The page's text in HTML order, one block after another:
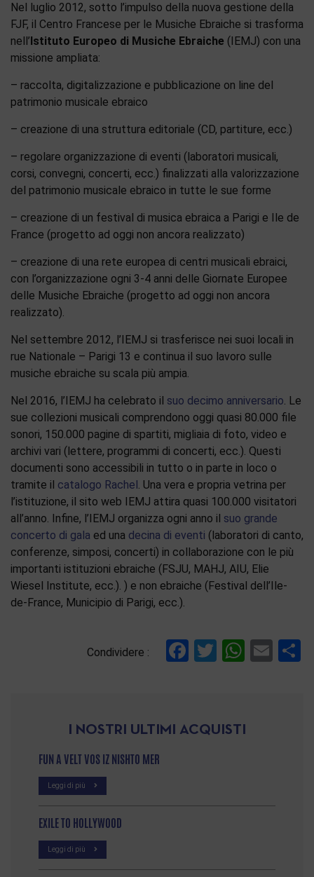
Nel luglio 2012, sotto l’impulso della nuova gestione della
FJF, il Centro Francese per le Musiche Ebraiche si trasforma
nell’ Istituto Europeo di Musiche Ebraiche (IEMJ) con una
missione ampliata:
– raccolta, digitalizzazione e pubblicazione on line del
patrimonio musicale ebraico
– creazione di una struttura editoriale (CD, partiture, ecc.)
– regolare organizzazione di eventi (laboratori musicali,
corsi, convegni, concerti, ecc.) finalizzati alla valorizzazione
del patrimonio musicale ebraico in tutte le sue forme
– creazione di un festival di musica ebraica a Parigi e Ile de
France (progetto ad oggi non ancora realizzato)
– creazione di una rete europea di centri musicali ebraici,
con l’organizzazione ogni 3-4 anni delle Giornate Europee
delle Musiche Ebraiche (progetto ad oggi non ancora
realizzato).
Nel settembre 2012, l’IEMJ si trasferisce nei suoi locali in
rue Nationale – Parigi 13 e continua il suo lavoro sulle
musiche ebraiche su scala più ampia.
Nel 2016, l’IEMJ ha celebrato il suo decimo anniversario. Le
sue collezioni musicali comprendono oggi quasi 80.000 file
sonori, 150.000 pagine di spartiti, migliaia di foto, video e
archivi vari (lettere, programmi di concerti, ecc.). Questi
documenti sono accessibili in tutto o in parte in loco o
tramite il catalogo Rachel . Una vera e propria vetrina per
l’istituzione, il sito web IEMJ attira quasi 100.000 visitatori
all’anno. Infine, l’IEMJ organizza ogni anno il suo grande
concerto di gala ed una decina di eventi (laboratori di canto,
conferenze, simposi, concerti) in collaborazione con le più
importanti istituzioni ebraiche (FSJU, MAHJ, AIU, Elie
Wiesel Institute, ecc.). ) e non ebraiche (Festival dell’Ile-
de-France, Municipio di Parigi, ecc.).
Condividere : Facebook
Twitter
I NOSTRI ULTIMI ACQUISTI
FUN A VELT VOS IZ NISHTO MER
Leggi di più
EXILE TO HOLLYWOOD
Leggi di più